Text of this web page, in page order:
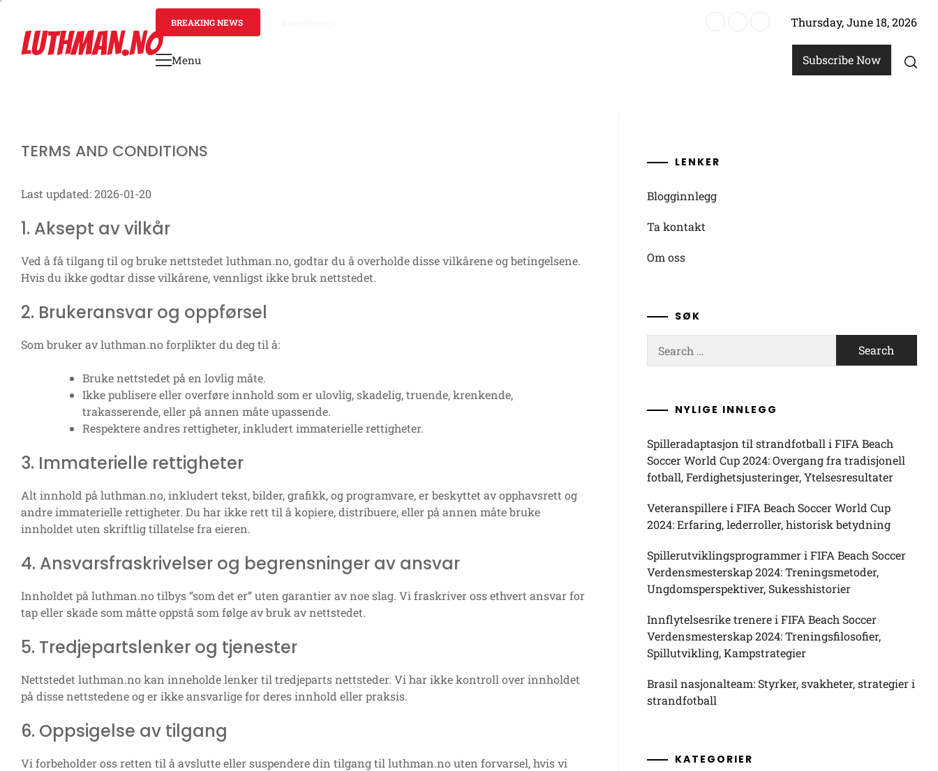
contentLUTHMAN.NO
BREAKING NEWS Spilleradaptasjon til strandfotball i FIFA Beach Soccer World Cup 2024: Overgang fra tradisjonell fotball, Ferdighetsjusteringer,
Thursday, June 18, 2026
Primary
Menu Subscribe Now
TERMS AND CONDITIONS
Last updated: 2026-01-20
1. Aksept av vilkår
Ved å få tilgang til og bruke nettstedet luthman.no, godtar du å overholde disse vilkårene og betingelsene.
Hvis du ikke godtar disse vilkårene, vennligst ikke bruk nettstedet.
2. Brukeransvar og oppførsel
Som bruker av luthman.no forplikter du deg til å:
Bruke nettstedet på en lovlig måte.
Ikke publisere eller overføre innhold som er ulovlig, skadelig, truende, krenkende,
trakasserende, eller på annen måte upassende.
Respektere andres rettigheter, inkludert immaterielle rettigheter.
3. Immaterielle rettigheter
Alt innhold på luthman.no, inkludert tekst, bilder, grafikk, og programvare, er beskyttet av opphavsrett og
andre immaterielle rettigheter. Du har ikke rett til å kopiere, distribuere, eller på annen måte bruke
innholdet uten skriftlig tillatelse fra eieren.
4. Ansvarsfraskrivelser og begrensninger av ansvar
Innholdet på luthman.no tilbys “som det er” uten garantier av noe slag. Vi fraskriver oss ethvert ansvar for
tap eller skade som måtte oppstå som følge av bruk av nettstedet.
5. Tredjepartslenker og tjenester
Nettstedet luthman.no kan inneholde lenker til tredjeparts nettsteder. Vi har ikke kontroll over innholdet
på disse nettstedene og er ikke ansvarlige for deres innhold eller praksis.
6. Oppsigelse av tilgang
Vi forbeholder oss retten til å avslutte eller suspendere din tilgang til luthman.no uten forvarsel, hvis vi
LENKER
Blogginnlegg
Ta kontakt
Om oss
SØK
for:
NYLIGE INNLEGG
Spilleradaptasjon til strandfotball i FIFA Beach
Soccer World Cup 2024: Overgang fra tradisjonell
fotball, Ferdighetsjusteringer, Ytelsesresultater
Veteranspillere i FIFA Beach Soccer World Cup
2024: Erfaring, lederroller, historisk betydning
Spillerutviklingsprogrammer i FIFA Beach Soccer
Verdensmesterskap 2024: Treningsmetoder,
Ungdomsperspektiver, Sukesshistorier
Innflytelsesrike trenere i FIFA Beach Soccer
Verdensmesterskap 2024: Treningsfilosofier,
Spillutvikling, Kampstrategier
Brasil nasjonalteam: Styrker, svakheter, strategier i
strandfotball
KATEGORIER